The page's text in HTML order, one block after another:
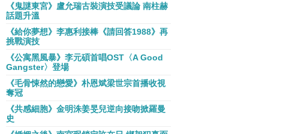
《鬼謎東宮》盧允瑞古裝演技受議論 南柱赫
話題升溫
《給你夢想》李惠利接棒《請回答1988》再
挑戰演技
《公寓黑風暴》李元碩首唱OST〈A Good
Gangster〉登場
《毛骨悚然的戀愛》朴恩斌梁世宗首播收視
奪冠
《共感細胞》金明洙姜旻兒逆向接吻掀羅曼
史